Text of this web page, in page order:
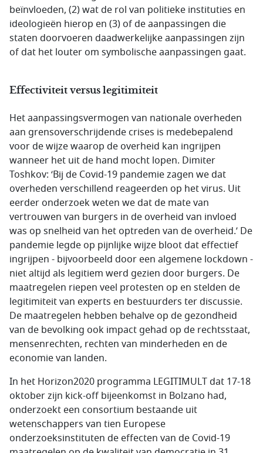
beïnvloeden, (2) wat de rol van politieke instituties en
ideologieën hierop en (3) of de aanpassingen die
staten doorvoeren daadwerkelijke aanpassingen zijn
of dat het louter om symbolische aanpassingen gaat.
Effectiviteit versus legitimiteit
Het aanpassingsvermogen van nationale overheden
aan grensoverschrijdende crises is medebepalend
voor de wijze waarop de overheid kan ingrijpen
wanneer het uit de hand mocht lopen. Dimiter
Toshkov: ‘Bij de Covid-19 pandemie zagen we dat
overheden verschillend reageerden op het virus. Uit
eerder onderzoek weten we dat de mate van
vertrouwen van burgers in de overheid van invloed
was op snelheid van het optreden van de overheid.’ De
pandemie legde op pijnlijke wijze bloot dat effectief
ingrijpen - bijvoorbeeld door een algemene lockdown -
niet altijd als legitiem werd gezien door burgers. De
maatregelen riepen veel protesten op en stelden de
legitimiteit van experts en bestuurders ter discussie.
De maatregelen hebben behalve op de gezondheid
van de bevolking ook impact gehad op de rechtsstaat,
mensenrechten, rechten van minderheden en de
economie van landen.
In het Horizon2020 programma LEGITIMULT dat 17-18
oktober zijn kick-off bijeenkomst in Bolzano had,
onderzoekt een consortium bestaande uit
wetenschappers van tien Europese
onderzoeksinstituten de effecten van de Covid-19